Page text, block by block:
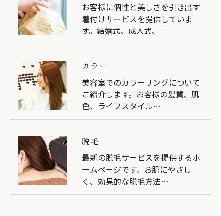
お客様に個性と美しさを引き出す
着付けサービスを提供していま
す。結婚式、成人式、…
カラー
美容室でのカラーリングについて
ご紹介します。お客様の髪質、肌
色、ライフスタイル…
脱毛
最新の脱毛サービスを提供するホ
ームページです。お肌にやさし
く、効果的な脱毛方法…